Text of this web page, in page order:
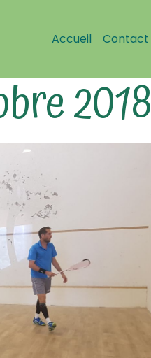
Accueil Contact
2018